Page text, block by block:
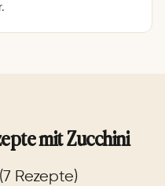
mit Zucchini
Rezepte)